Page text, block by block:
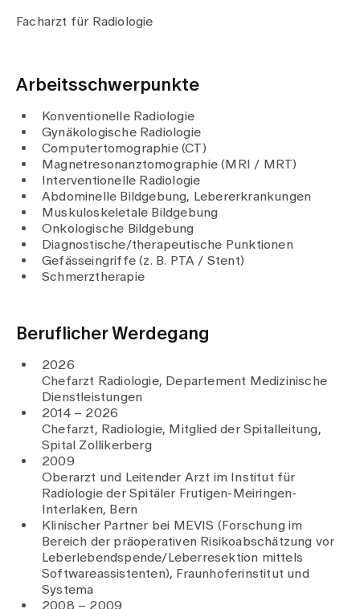
Medien
Facharzt für Radiologie
Arbeitsschwerpunkte
Konventionelle Radiologie
Gynäkologische Radiologie
Computertomographie (CT)
Magnetresonanztomographie (MRI / MRT)
Interventionelle Radiologie
Abdominelle Bildgebung, Lebererkrankungen
Muskuloskeletale Bildgebung
Onkologische Bildgebung
Diagnostische/therapeutische Punktionen
Gefässeingriffe (z. B. PTA / Stent)
Schmerztherapie
Beruflicher Werdegang
2026
Chefarzt Radiologie, Departement Medizinische
Dienstleistungen
2014 – 2026
Chefarzt, Radiologie, Mitglied der Spitalleitung,
Spital Zollikerberg
2009
Oberarzt und Leitender Arzt im Institut für
Radiologie der Spitäler Frutigen-Meiringen-
Interlaken, Bern
Klinischer Partner bei MEVIS (Forschung im
Bereich der präoperativen Risikoabschätzung vor
Leberlebendspende/Leberresektion mittels
Softwareassistenten), Fraunhoferinstitut und
Systema
2008 – 2009